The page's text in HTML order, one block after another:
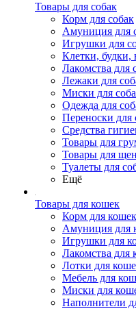
Товары для собак
Корм для собак
Амуниция для
Игрушки для
Клетки, будки,
Лакомства для
Лежаки для
Миски для
Одежда для
Переноски для
Средства
Товары для
Товары для
Туалеты для
Ещё
Товары для кошек
Корм для кошек
Амуниция для
Игрушки для
Лакомства для
Лотки для
Мебель для
Миски для
Наполнители